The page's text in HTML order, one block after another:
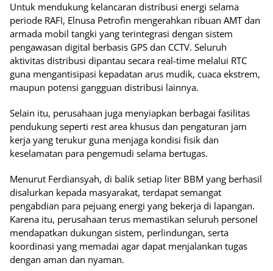
Untuk mendukung kelancaran distribusi energi selama
periode RAFI, Elnusa Petrofin mengerahkan ribuan AMT dan
armada mobil tangki yang terintegrasi dengan sistem
pengawasan digital berbasis GPS dan CCTV. Seluruh
aktivitas distribusi dipantau secara real-time melalui RTC
guna mengantisipasi kepadatan arus mudik, cuaca ekstrem,
maupun potensi gangguan distribusi lainnya.
Selain itu, perusahaan juga menyiapkan berbagai fasilitas
pendukung seperti rest area khusus dan pengaturan jam
kerja yang terukur guna menjaga kondisi fisik dan
keselamatan para pengemudi selama bertugas.
Menurut Ferdiansyah, di balik setiap liter BBM yang berhasil
disalurkan kepada masyarakat, terdapat semangat
pengabdian para pejuang energi yang bekerja di lapangan.
Karena itu, perusahaan terus memastikan seluruh personel
mendapatkan dukungan sistem, perlindungan, serta
koordinasi yang memadai agar dapat menjalankan tugas
dengan aman dan nyaman.